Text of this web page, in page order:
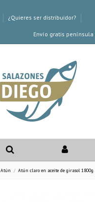
¿Quieres ser distribuidor?
Envío gratis
Atún Atún claro en aceite de girasol 1800g